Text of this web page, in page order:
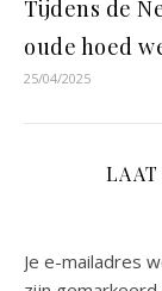
Tijdens de
oude hoed
25/04/2025
Je e-mailadres